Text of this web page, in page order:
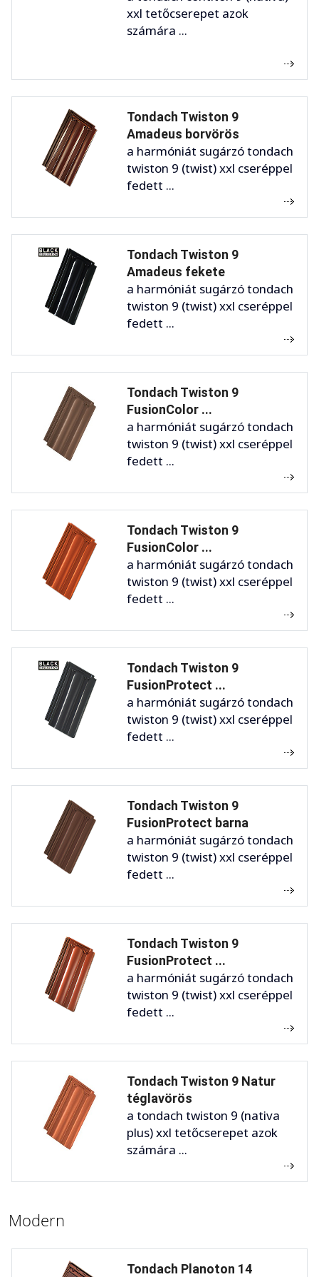
xxl tetőcserepet azok
számára ...
Tondach Twiston 9
Amadeus borvörös
a harmóniát sugárzó tondach
twiston 9 (twist) xxl cseréppel
fedett ...
Tondach Twiston 9
Amadeus fekete
a harmóniát sugárzó tondach
twiston 9 (twist) xxl cseréppel
fedett ...
Tondach Twiston 9
FusionColor ...
a harmóniát sugárzó tondach
twiston 9 (twist) xxl cseréppel
fedett ...
Tondach Twiston 9
FusionColor ...
a harmóniát sugárzó tondach
twiston 9 (twist) xxl cseréppel
fedett ...
Tondach Twiston 9
FusionProtect ...
a harmóniát sugárzó tondach
twiston 9 (twist) xxl cseréppel
fedett ...
Tondach Twiston 9
FusionProtect barna
a harmóniát sugárzó tondach
twiston 9 (twist) xxl cseréppel
fedett ...
Tondach Twiston 9
FusionProtect ...
a harmóniát sugárzó tondach
twiston 9 (twist) xxl cseréppel
fedett ...
Tondach Twiston 9 Natur
téglavörös
a tondach twiston 9 (nativa
plus) xxl tetőcserepet azok
számára ...
Modern
Tondach Planoton 14